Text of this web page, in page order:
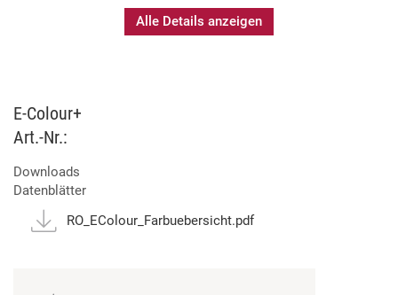
Erhältlich als Rolle, Bogen und Gelpack
Ausgewählte E-Colour Rollen mit Längenmarkierung
Musterfächer mit Spektral-Energie-Durchlasskurven
(SED)
Alle Details anzeigen
E-Colour+
Art.-Nr.:
Downloads
Datenblätter
RO_EColour_Farbuebersicht.pdf